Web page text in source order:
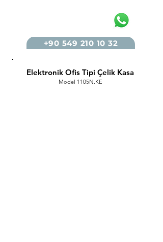
+90 549 210 10 32
Elektronik Ofis Tipi Çelik Kasa
Model 1105N.KE